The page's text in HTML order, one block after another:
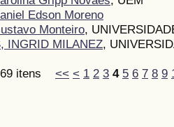
Edson Moreno
Monteiro,
INGRID MILANEZ,
itens << < 1 2 3 4 5 6 7 8 9